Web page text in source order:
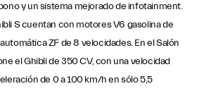
y un sistema mejorado de infotainment.
S cuentan con motores V6 gasolina de
ZF de 8 velocidades. En el Salón
el Ghibli de 350 CV, con una velocidad
de 0 a 100 km/h en sólo 5,5